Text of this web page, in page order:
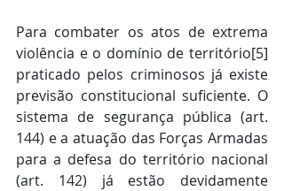
Para combater os atos de extrema
violência e o domínio de território[5]
praticado pelos criminosos já existe
previsão constitucional suficiente. O
sistema de segurança pública (art.
144) e a atuação das Forças Armadas
para a defesa do território nacional
(art. 142) já estão devidamente